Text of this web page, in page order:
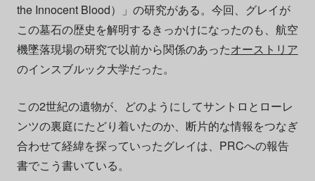
the Innocent Blood）」の研究がある。今回、グレイが
この墓石の歴史を解明するきっかけになったのも、航空
機墜落現場の研究で以前から関係のあったオーストリア
のインスブルック大学だった。
この2世紀の遺物が、どのようにしてサントロとローレ
ンツの裏庭にたどり着いたのか、断片的な情報をつなぎ
合わせて経緯を探っていったグレイは、PRCへの報告
書でこう書いている。